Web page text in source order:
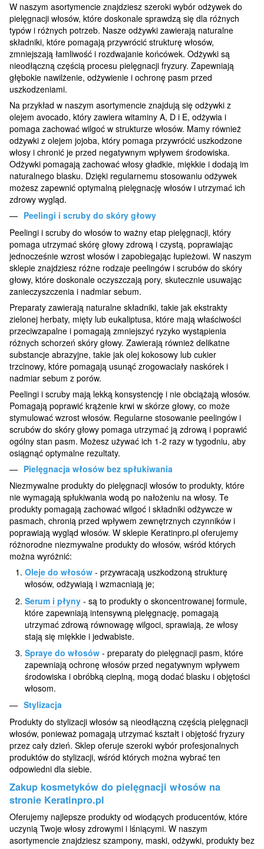
W naszym asortymencie znajdziesz szeroki wybór odżywek do
pielęgnacji włosów, które doskonale sprawdzą się dla różnych
typów i różnych potrzeb. Nasze odżywki zawierają naturalne
składniki, które pomagają przywrócić strukturę włosów,
zmniejszają łamliwość i rozdwajanie końcówek. Odżywki są
nieodłączną częścią procesu pielęgnacji fryzury. Zapewniają
głębokie nawilżenie, odżywienie i ochronę pasm przed
uszkodzeniami.
Na przykład w naszym asortymencie znajdują się odżywki z
olejem avocado, który zawiera witaminy A, D i E, odżywia i
pomaga zachować wilgoć w strukturze włosów. Mamy również
odżywki z olejem jojoba, który pomaga przywrócić uszkodzone
włosy i chronić je przed negatywnym wpływem środowiska.
Odżywki pomagają zachować włosy gładkie, miękkie i dodają im
naturalnego blasku. Dzięki regularnemu stosowaniu odżywek
możesz zapewnić optymalną pielęgnację włosów i utrzymać ich
zdrowy wygląd.
Peelingi i scruby do skóry głowy
Peelingi i scruby do włosów to ważny etap pielęgnacji, który
pomaga utrzymać skórę głowy zdrową i czystą, poprawiając
jednocześnie wzrost włosów i zapobiegając łupieżowi. W naszym
sklepie znajdziesz różne rodzaje peelingów i scrubów do skóry
głowy, które doskonale oczyszczają pory, skutecznie usuwając
zanieczyszczenia i nadmiar sebum.
Preparaty zawierają naturalne składniki, takie jak ekstrakty
zielonej herbaty, mięty lub eukaliptusa, które mają właściwości
przeciwzapalne i pomagają zmniejszyć ryzyko wystąpienia
różnych schorzeń skóry głowy. Zawierają również delikatne
substancje abrazyjne, takie jak olej kokosowy lub cukier
trzcinowy, które pomagają usunąć zrogowaciały naskórek i
nadmiar sebum z porów.
Peelingi i scruby mają lekką konsystencję i nie obciążają włosów.
Pomagają poprawić krążenie krwi w skórze głowy, co może
stymulować wzrost włosów. Regularne stosowanie peelingów i
scrubów do skóry głowy pomaga utrzymać ją zdrową i poprawić
ogólny stan pasm. Możesz używać ich 1-2 razy w tygodniu, aby
osiągnąć optymalne rezultaty.
Pielęgnacja włosów bez spłukiwania
Niezmywalne produkty do pielęgnacji włosów to produkty, które
nie wymagają spłukiwania wodą po nałożeniu na włosy. Te
produkty pomagają zachować wilgoć i składniki odżywcze w
pasmach, chronią przed wpływem zewnętrznych czynników i
poprawiają wygląd włosów. W sklepie Keratinpro.pl oferujemy
różnorodne niezmywalne produkty do włosów, wśród których
można wyróżnić:
Oleje do włosów - przywracają uszkodzoną strukturę
włosów, odżywiają i wzmacniają je;
Serum i płyny - są to produkty o skoncentrowanej formule,
które zapewniają intensywną pielęgnację, pomagają
utrzymać zdrową równowagę wilgoci, sprawiają, że włosy
stają się miękkie i jedwabiste.
Spraye do włosów - preparaty do pielęgnacji pasm, które
zapewniają ochronę włosów przed negatywnym wpływem
środowiska i obróbką cieplną, mogą dodać blasku i objętości
włosom.
Stylizacja
Produkty do stylizacji włosów są nieodłączną częścią pielęgnacji
włosów, ponieważ pomagają utrzymać kształt i objętość fryzury
przez cały dzień. Sklep oferuje szeroki wybór profesjonalnych
produktów do stylizacji, wśród których można wybrać ten
odpowiedni dla siebie.
Zakup kosmetyków do pielęgnacji włosów na
stronie Keratinpro.pl
Oferujemy najlepsze produkty od wiodących producentów, które
uczynią Twoje włosy zdrowymi i lśniącymi. W naszym
asortymencie znajdziesz szampony, maski, odżywki, produkty bez